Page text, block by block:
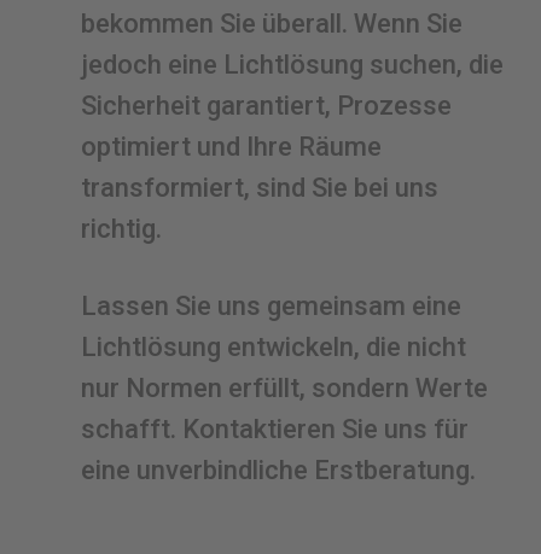
bekommen Sie überall. Wenn Sie
jedoch eine Lichtlösung suchen, die
Sicherheit garantiert, Prozesse
optimiert und Ihre Räume
transformiert, sind Sie bei uns
richtig.
Lassen Sie uns gemeinsam eine
Lichtlösung entwickeln, die nicht
nur Normen erfüllt, sondern Werte
schafft. Kontaktieren Sie uns für
eine unverbindliche Erstberatung.